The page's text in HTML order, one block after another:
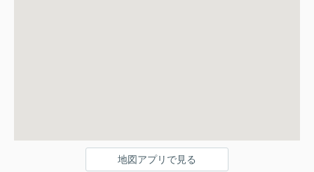
地図アプリで見る